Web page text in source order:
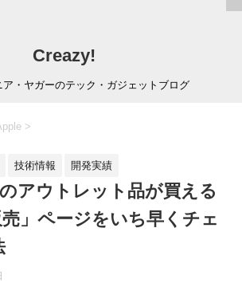
Creazy!
・ヤガーのテック・ガジェットブログ
>
技術情報 開発実績
アウトレット品が買える
売」ページをいち早くチェ